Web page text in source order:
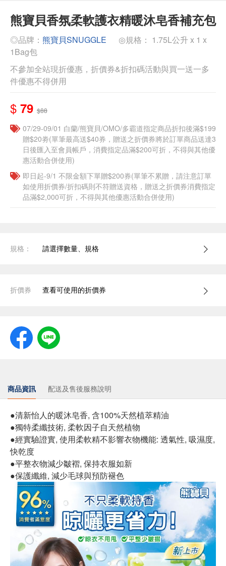
熊寶貝香氛柔軟護衣精暖沐皂香補充包
◎品牌： 熊寶貝SNUGGLE
◎規格： 1.75L公升 x 1 x
1Bag包
不參加全站現折優惠，折價券&折扣碼活動與買一送一多
件優惠不得併用
$ 79 $88
07/29-09/01 白蘭/熊寶貝/OMO/多霸道指定商品折扣後滿$199
贈$20劵(單筆最高送$40券，贈送之折價券將於訂單商品送達3
日後匯入至會員帳戶，消費指定品滿$200可折，不得與其他優
惠活動合併使用)
即日起-9/1 不限金額下單贈$200券(單筆不累贈，請注意訂單
如使用折價券/折扣碼則不符贈送資格，贈送之折價券消費指定
品滿$2,000可折，不得與其他優惠活動合併使用)
規格： 請選擇數量、規格
折價券 查看可使用的折價券
商品資訊 配送及售後服務說明
●清新怡人的暖沐皂香, 含100%天然植萃精油
●獨特柔纖技術, 柔軟因子自天然植物
●經實驗證實, 使用柔軟精不影響衣物機能: 透氣性, 吸濕度,
快乾度
●平整衣物減少皺褶, 保持衣服如新
●保護纖維, 減少毛球與預防褪色